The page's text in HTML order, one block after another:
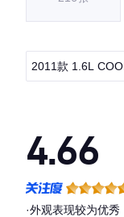
2011款 1.6L
4.66
·外观表现较为优